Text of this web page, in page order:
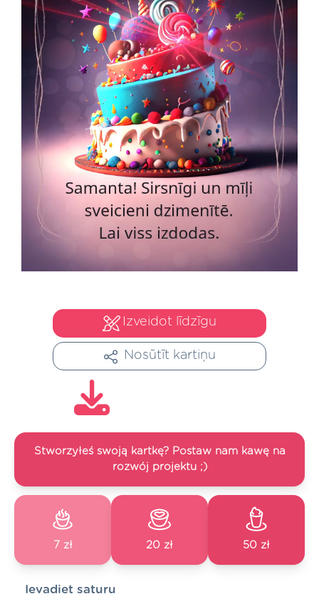
Izveidot līdzīgu
Nosūtīt kartiņu
Stworzyłeś swoją kartkę? Postaw nam kawę na
rozwój projektu ;)
7 zł 20 zł 50 zł
Ievadiet saturu